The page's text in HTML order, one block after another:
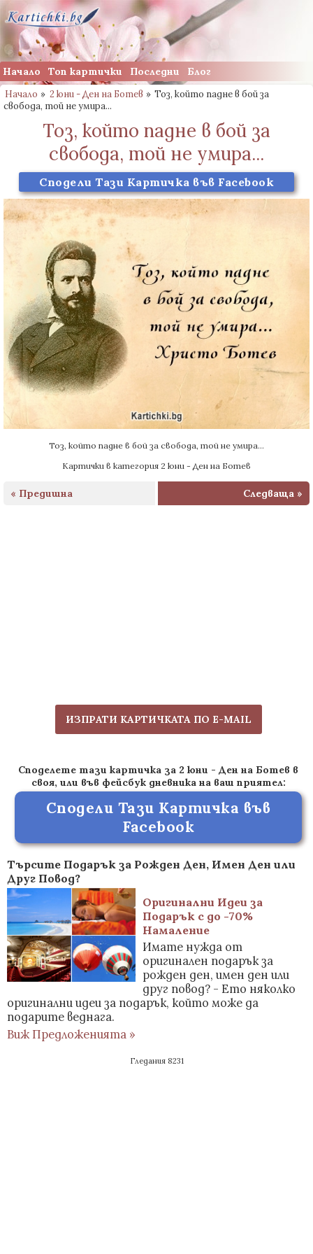
Начало Топ картички Последни Блог
Начало » 2 юни - Ден на Ботев » Тоз, който падне в бой за
свобода, той не умира...
Тоз, който падне в бой за
свобода, той не умира...
Сподели Тази Картичка във Facebook
Тоз, който падне в бой за свобода, той не умира...
Картички в категория 2 юни - Ден на Ботев
« Предишна Следваща »
ИЗПРАТИ КАРТИЧКАТА ПО E-MAIL
Споделете тази картичка за 2 юни - Ден на Ботев в
своя, или във фейсбук дневника на ваш приятел:
Сподели Тази Картичка във
Facebook
Търсите Подарък за Рожден Ден, Имен Ден или
Друг Повод?
Оригинални Идеи за
Подарък с до -70%
Намаление
Имате нужда от
оригинален подарък за
рожден ден, имен ден или
друг повод? - Ето няколко
оригинални идеи за подарък, който може да
подарите веднага.
Виж Предложенията »
Гледания 8231